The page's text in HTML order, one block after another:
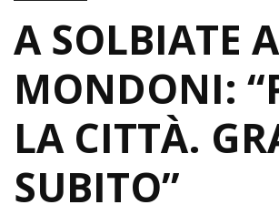
A SOLBIATE
MONDONI:
LA CITTÀ.
SUBITO”